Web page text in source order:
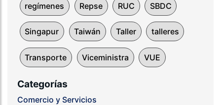
regímenes Repse RUC SBDC
Singapur Taiwán Taller talleres
Transporte Viceministra VUE
Categorías
Comercio y Servicios